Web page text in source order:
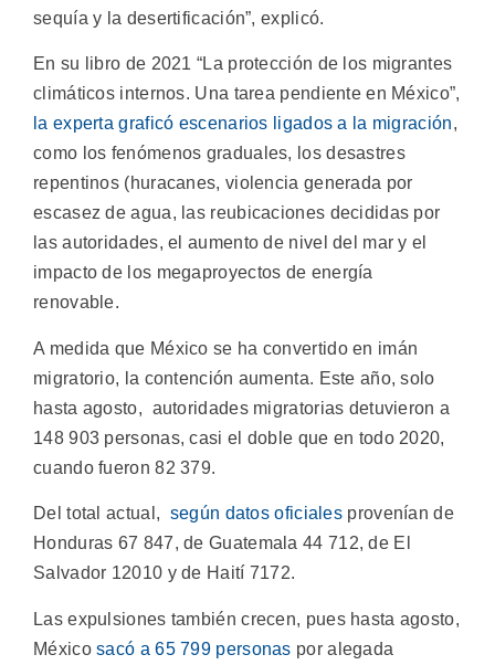
sequía y la desertificación”, explicó.
En su libro de 2021 “La protección de los migrantes
climáticos internos. Una tarea pendiente en México”,
la experta graficó escenarios ligados a la migración,
como los fenómenos graduales, los desastres
repentinos (huracanes, violencia generada por
escasez de agua, las reubicaciones decididas por
las autoridades, el aumento de nivel del mar y el
impacto de los megaproyectos de energía
renovable.
A medida que México se ha convertido en imán
migratorio, la contención aumenta. Este año, solo
hasta agosto, autoridades migratorias detuvieron a
148 903 personas, casi el doble que en todo 2020,
cuando fueron 82 379.
Del total actual, según datos oficiales provenían de
Honduras 67 847, de Guatemala 44 712, de El
Salvador 12010 y de Haití 7172.
Las expulsiones también crecen, pues hasta agosto,
Méxicosacó a 65 799 personas por alegada